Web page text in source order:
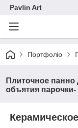
Pavlin Art
Портфоліо
Плиточное
объятия